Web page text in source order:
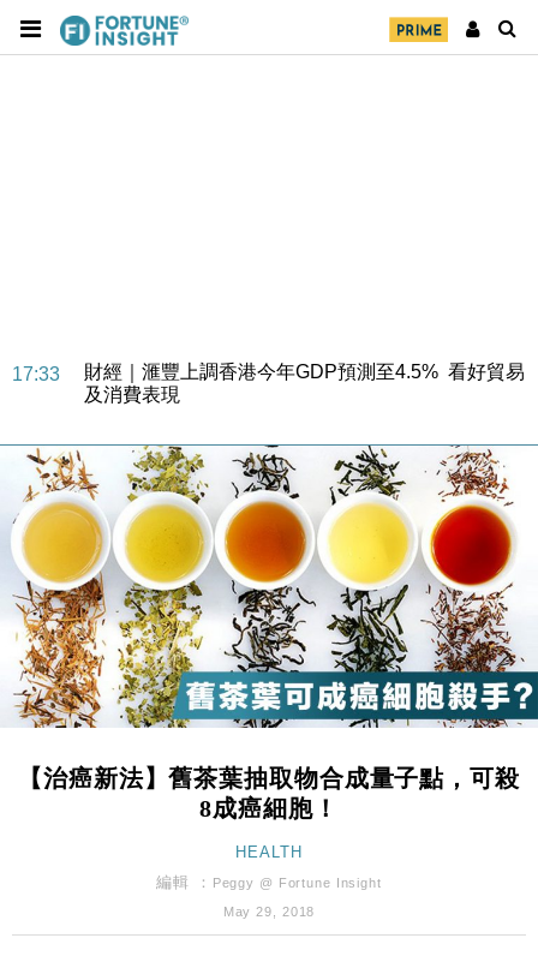
17:33
財經｜滙豐上調香港今年GDP預測至4.5% 看好貿易
及消費表現
損失近6900萬元
16:05
財經｜日經失守6.5萬點後回穩 全周仍升近2%
15:47
財經｜恒隆10月換帥 玩具「反」斗城亞洲CEO蔡德
粦接任
15:11
財經｜韓股反覆波動收跌 連挫7周創逾3年最長跌勢
13:44
財經｜內地7月美元計價出口增近24%勝預期 貿易順
差達1125億美元
12:44
財經｜日本春季三度入市撐日圓 4月單日斥6.28萬億
11:12
國際｜特朗普料美伊戰事快結束 承認部分彈藥庫存緊
財經｜SA售股自救後再出手 斥4億美元押注未上市公
財經｜華僑銀行上半年淨利創新高 中期息增15%至
47仙
【治癌新法】舊茶葉抽取物合成量子點，可殺
8成癌細胞！
HEALTH
編輯 ：
Peggy @ Fortune Insight
May 29, 2018